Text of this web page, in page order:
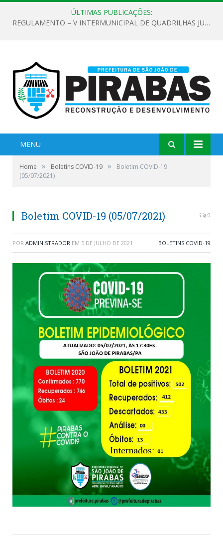
ÚLTIMAS PUBLICAÇÕES:
REGULAMENTO – V INTERMUNICIPAL DE QUADRILHAS JUNINAS 2026
MENU
Home » Boletins COVID-19 »
Boletim COVID-19
(05/07/2021)
Boletim COVID-19 (05/07/2021) 0
POR ADMINISTRADOR EM 5 DE JULHO DE 2021 BOLETINS COVID-19